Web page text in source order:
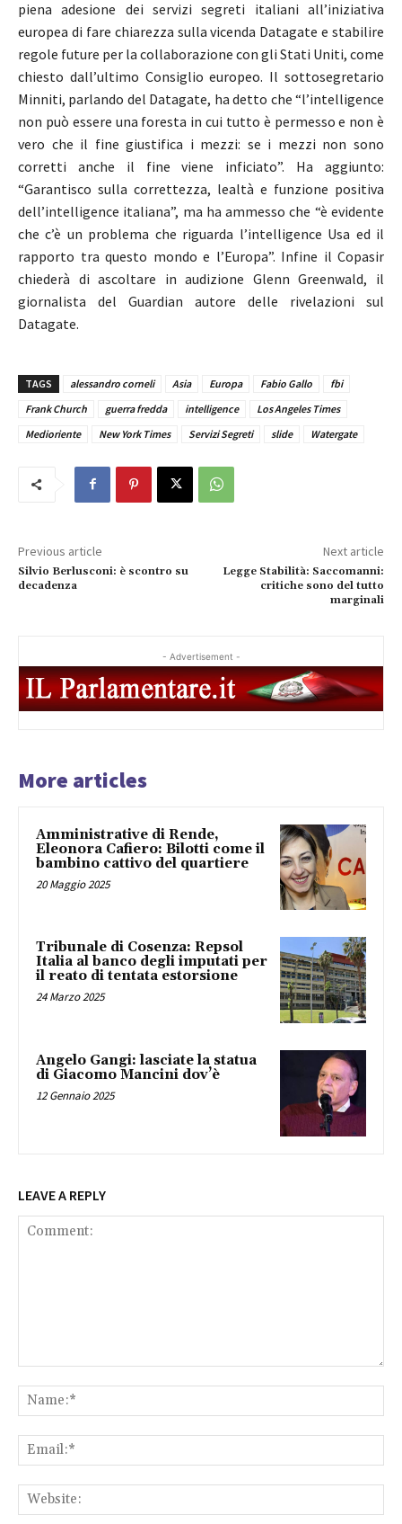
piena adesione dei servizi segreti italiani all’iniziativa
europea di fare chiarezza sulla vicenda Datagate e stabilire
regole future per la collaborazione con gli Stati Uniti, come
chiesto dall’ultimo Consiglio europeo. Il sottosegretario
Minniti, parlando del Datagate, ha detto che “l’intelligence
non può essere una foresta in cui tutto è permesso e non è
vero che il fine giustifica i mezzi: se i mezzi non sono
corretti anche il fine viene inficiato”. Ha aggiunto:
“Garantisco sulla correttezza, lealtà e funzione positiva
dell’intelligence italiana”, ma ha ammesso che “è evidente
che c’è un problema che riguarda l’intelligence Usa ed il
rapporto tra questo mondo e l’Europa”. Infine il Copasir
chiederà di ascoltare in audizione Glenn Greenwald, il
giornalista del Guardian autore delle rivelazioni sul
Datagate.
TAGS alessandro corneli Asia Europa Fabio Gallo
fbi
Frank Church
guerra fredda intelligence
Los Angeles Times
Medioriente
New York Times Servizi Segreti slide Watergate
Previous article
Silvio Berlusconi: è scontro su
decadenza
Next article
Legge Stabilità: Saccomanni:
critiche sono del tutto
marginali
- Advertisement -
More articles
Amministrative di Rende,
Eleonora Cafiero: Bilotti come il
bambino cattivo del quartiere
20 Maggio 2025
Tribunale di Cosenza: Repsol
Italia al banco degli imputati per
il reato di tentata estorsione
24 Marzo 2025
Angelo Gangi: lasciate la statua
di Giacomo Mancini dov’è
12 Gennaio 2025
LEAVE A REPLY